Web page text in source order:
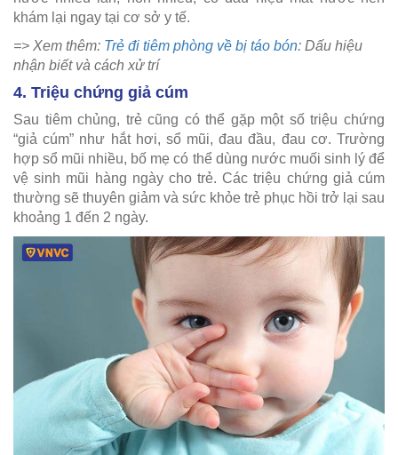
khám lại ngay tại cơ sở y tế.
=> Xem thêm: Trẻ đi tiêm phòng về bị táo bón: Dấu hiệu
nhận biết và cách xử trí
4. Triệu chứng giả cúm
Sau tiêm chủng, trẻ cũng có thể gặp một số triệu chứng
“giả cúm” như hắt hơi, sổ mũi, đau đầu, đau cơ. Trường
hợp sổ mũi nhiều, bố mẹ có thể dùng nước muối sinh lý để
vệ sinh mũi hàng ngày cho trẻ. Các triệu chứng giả cúm
thường sẽ thuyên giảm và sức khỏe trẻ phục hồi trở lại sau
khoảng 1 đến 2 ngày.